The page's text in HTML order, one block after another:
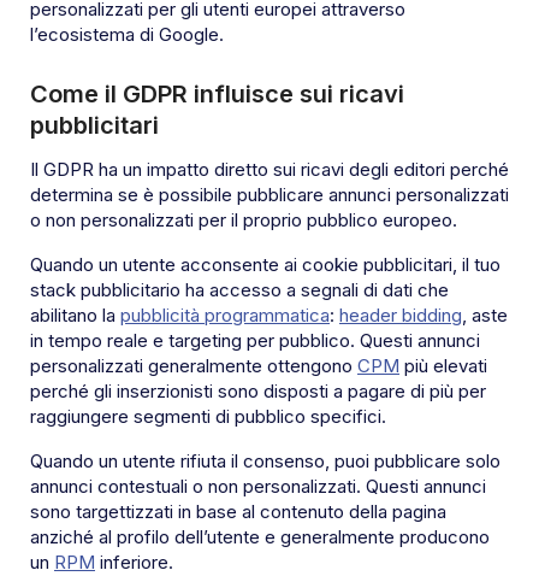
personalizzati per gli utenti europei attraverso
l’ecosistema di Google.
Come il GDPR influisce sui ricavi
pubblicitari
Il GDPR ha un impatto diretto sui ricavi degli editori perché
determina se è possibile pubblicare annunci personalizzati
o non personalizzati per il proprio pubblico europeo.
Quando un utente acconsente ai cookie pubblicitari, il tuo
stack pubblicitario ha accesso a segnali di dati che
abilitano la pubblicità programmatica: header bidding, aste
in tempo reale e targeting per pubblico. Questi annunci
personalizzati generalmente ottengono CPM più elevati
perché gli inserzionisti sono disposti a pagare di più per
raggiungere segmenti di pubblico specifici.
Quando un utente rifiuta il consenso, puoi pubblicare solo
annunci contestuali o non personalizzati. Questi annunci
sono targettizzati in base al contenuto della pagina
anziché al profilo dell’utente e generalmente producono
un RPM inferiore.